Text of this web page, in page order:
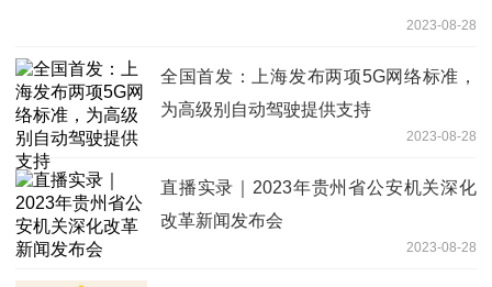
2023-08-28
全国首发：上海发布两项5G网络标准，
为高级别自动驾驶提供支持
2023-08-28
直播实录｜2023年贵州省公安机关深化
改革新闻发布会
2023-08-28